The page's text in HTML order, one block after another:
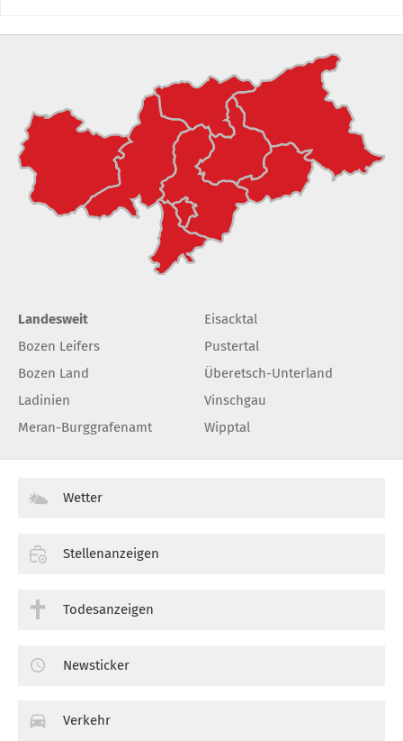
Landesweit
Bozen Leifers
Bozen Land
Ladinien
Meran-Burggrafenamt
Eisacktal
Pustertal
Überetsch-Unterland
Vinschgau
Wipptal
Wetter
Stellenanzeigen
Todesanzeigen
Newsticker
Verkehr